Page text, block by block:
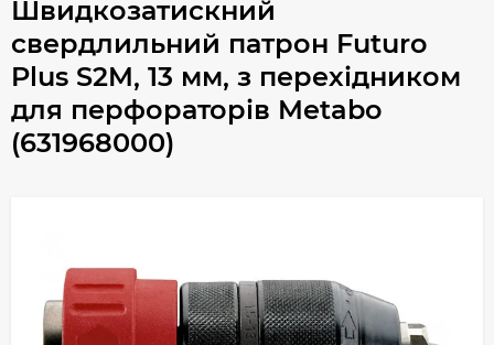
Швидкозатискний
свердлильний патрон Futuro
Plus S2M, 13 мм, з перехідником
для перфораторів Metabo
(631968000)